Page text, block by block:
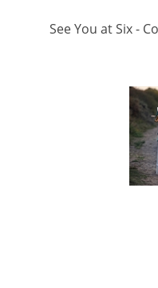
See You at Six -